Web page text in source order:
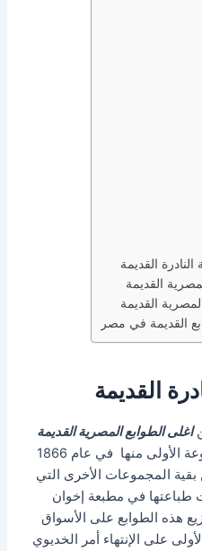
القديمة
القديمة
القديمة
القديمة في مصر
القديمة
اغلى الطوابع المصرية القديمة
وهذه الطوابع تمت طباعة المجموعة الأولى منها في عام 1866
المجموعات الأخرى التي
طباعتها في مطبعة إخوان
هذه الطوابع على الأسواق
على الإنتهاء أمر الخديوي